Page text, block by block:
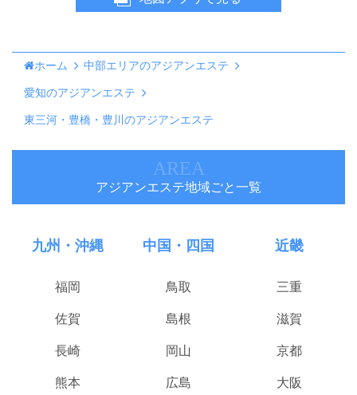
ホーム 中部エリアのアジアンエステ
愛知のアジアンエステ
東三河・豊橋・豊川のアジアンエステ
AREA
アジアンエステ地域ごと一覧
九州・沖縄
福岡
佐賀
長崎
熊本
中国・四国
鳥取
島根
岡山
広島
近畿
三重
滋賀
京都
大阪